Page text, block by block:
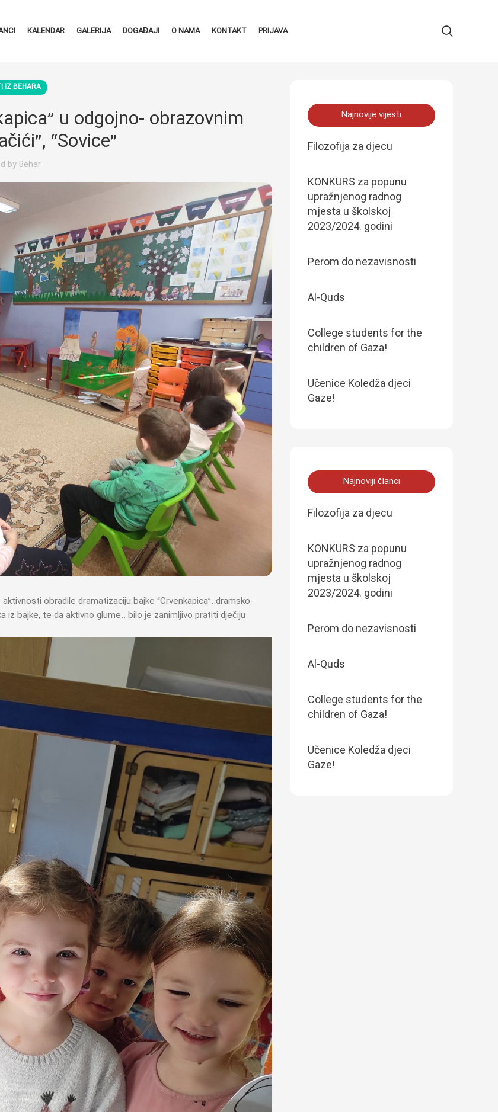
KALENDAR GALERIJA DOGAĐAJI O NAMA KONTAKT PRIJAVA
IZ BEHARA
u odgojno- obrazovnim
“Sovice”
by Behar
obradile dramatizaciju bajke “Crvenkapica”..dramsko-
iz bajke, te da aktivno glume.. bilo je zanimljivo pratiti dječiju
Najnovije vijesti
Filozofija za djecu
KONKURS za popunu
upražnjenog radnog
mjesta u školskoj
2023/2024. godini
Perom do nezavisnosti
Al-Quds
College students for the
children of Gaza!
Učenice Koledža djeci
Gaze!
Najnoviji članci
Filozofija za djecu
KONKURS za popunu
upražnjenog radnog
mjesta u školskoj
2023/2024. godini
Perom do nezavisnosti
Al-Quds
College students for the
children of Gaza!
Učenice Koledža djeci
Gaze!